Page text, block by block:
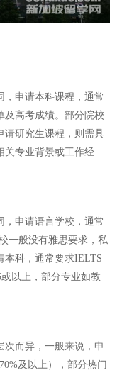
，申请本科课程，通常
及高考成绩。部分院校
请研究生课程，则需具
关专业背景或工作经
，申请语言学校，通常
一般没有雅思要求，私
本科，通常要求IELTS
以上，部分专业如教
次而异，一般来说，申
及以上），部分热门